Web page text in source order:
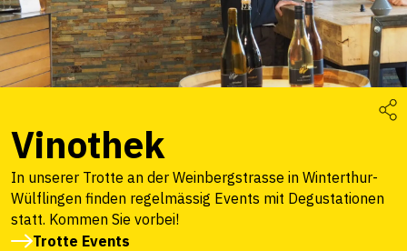
Vinothek
In unserer Trotte an der Weinbergstrasse in Winterthur-
Wülflingen finden regelmässig Events mit Degustationen
statt. Kommen Sie vorbei!
Trotte Events